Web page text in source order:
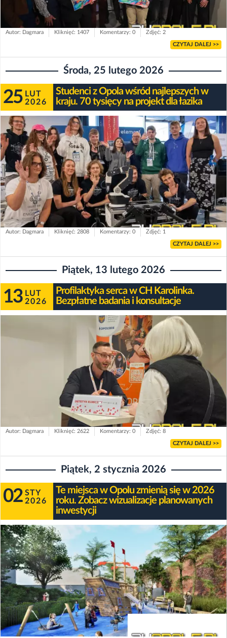
Autor: Dagmara Kliknięć: 1407 Komentarzy: 0 Zdjęć: 2
CZYTAJ DALEJ >>
Środa, 25 lutego 2026
25 LUT
2026
Studenci z Opola wśród najlepszych w
kraju. 70 tysięcy na projekt dla łazika
Autor: Dagmara Kliknięć: 2808 Komentarzy: 0 Zdjęć: 1
CZYTAJ DALEJ >>
Piątek, 13 lutego 2026
13 LUT
2026
Profilaktyka serca w CH Karolinka.
Bezpłatne badania i konsultacje
Autor: Dagmara Kliknięć: 2622 Komentarzy: 0 Zdjęć: 8
CZYTAJ DALEJ >>
Piątek, 2 stycznia 2026
02 STY
2026
Te miejsca w Opolu zmienią się w 2026
roku. Zobacz wizualizacje planowanych
inwestycji